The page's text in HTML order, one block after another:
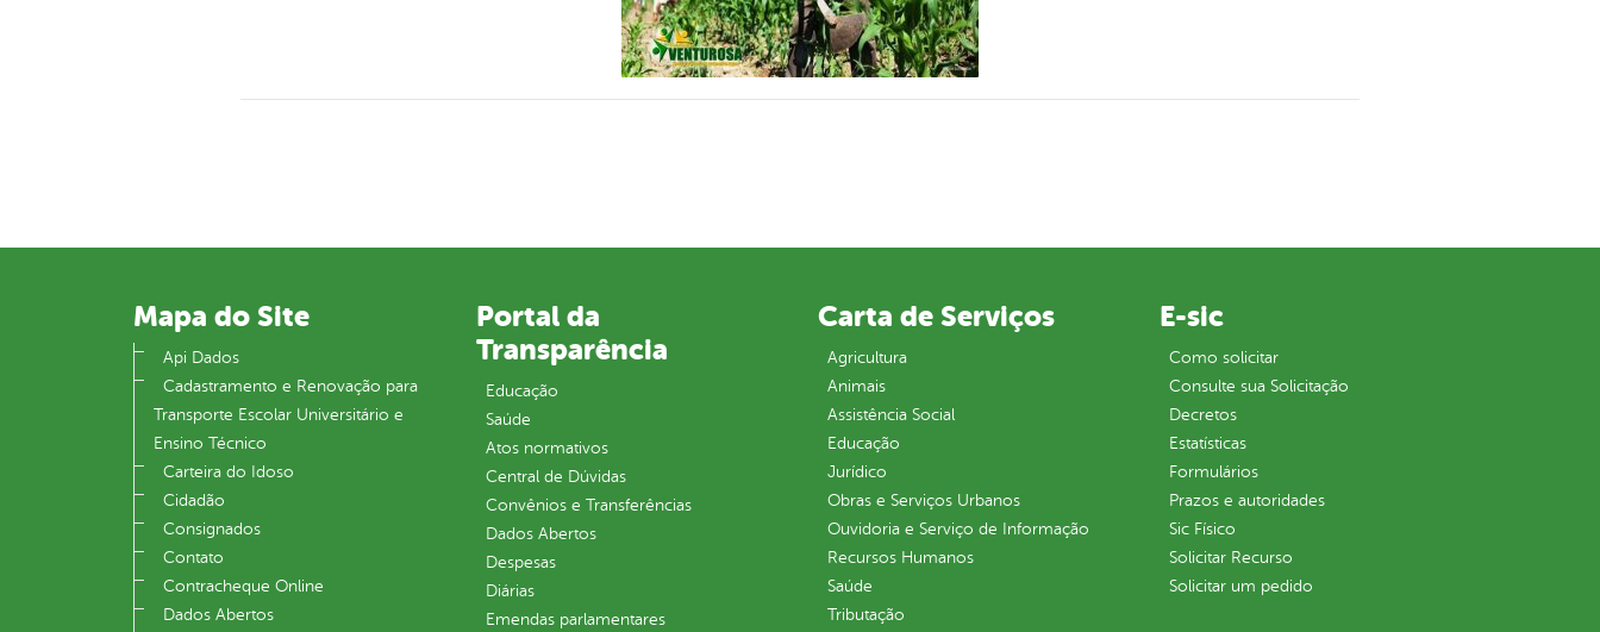
Mapa do Site
Api Dados
Cadastramento e Renovação para
Transporte Escolar Universitário e
Ensino Técnico
Carteira do Idoso
Cidadão
Consignados
Contato
Contracheque Online
Dados Abertos
Portal da
Transparência
Educação
Saúde
Atos normativos
Central de Dúvidas
Convênios e Transferências
Dados Abertos
Despesas
Diárias
Emendas parlamentares
Carta de Serviços
Agricultura
Animais
Assistência Social
Educação
Jurídico
Obras e Serviços Urbanos
Ouvidoria e Serviço de Informação
Recursos Humanos
Saúde
Tributação
E-sic
Como solicitar
Consulte sua Solicitação
Decretos
Estatísticas
Formulários
Prazos e autoridades
Sic Físico
Solicitar Recurso
Solicitar um pedido